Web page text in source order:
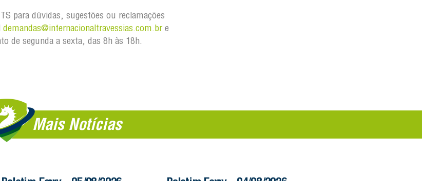
para dúvidas, sugestões ou reclamações
demandas@internacionaltravessias.com.bre
de segunda a sexta, das 8h às 18h.
Mais Notícias